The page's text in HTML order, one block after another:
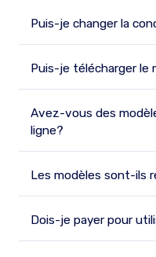
Puis-je changer la
Puis-je télécharger le
Avez-vous des
ligne?
Les modèles sont-ils
Dois-je payer pour